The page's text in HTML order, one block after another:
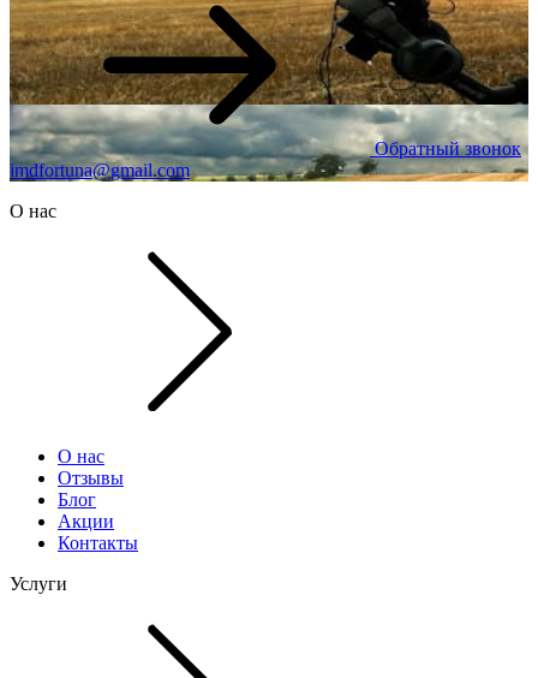
Обратный звонок
imdfortuna@gmail.com
О нас
О нас
Отзывы
Блог
Акции
Контакты
Услуги